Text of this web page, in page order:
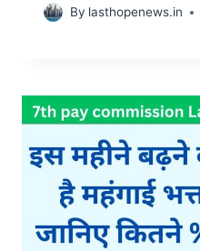
By lasthopenews.in